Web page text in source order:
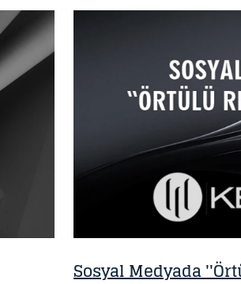
BILGI NOTU
Sosyal Medyada